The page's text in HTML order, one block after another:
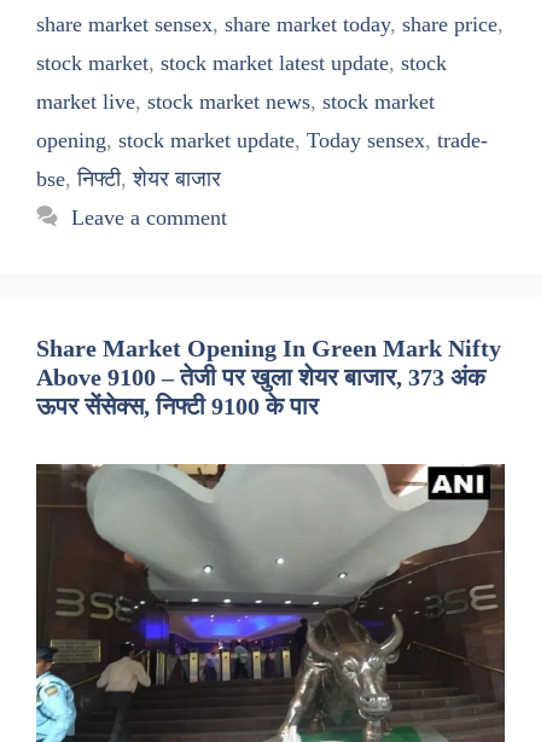
share market sensex, share market today, share price,
stock market, stock market latest update, stock
market live, stock market news, stock market
opening, stock market update, Today sensex, trade-
bse,निफ्टी,शेयर बाजार
Leave a comment
Share Market Opening In Green Mark Nifty
Above 9100 – तेजी पर खुला शेयर बाजार, 373 अंक
ऊपर सेंसेक्स, निफ्टी 9100 के पार